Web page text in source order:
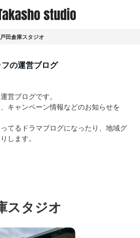
田倉庫スタジオ
スタジオ
の運営ブログ
営ブログです。
キャンペーン情報などのお知らせを
てるドラマブログになったり、地域グ
します。